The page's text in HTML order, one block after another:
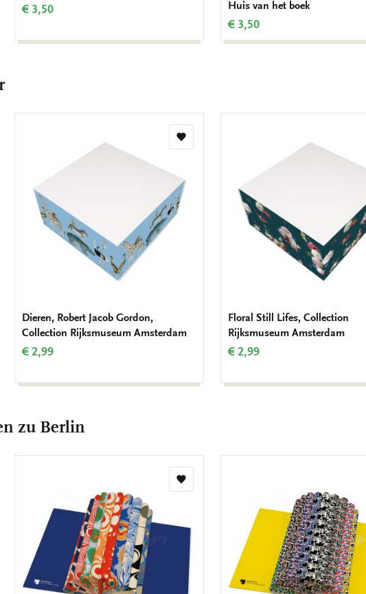
€ 3,50
Huis van het boek
€ 3,50
Toevoegen
Dieren, Robert Jacob Gordon,
Collection Rijksmuseum Amsterdam
€ 2,99
Floral Still Lifes, Collection
Rijksmuseum Amsterdam
€ 2,99
zu Berlin
Toevoegen